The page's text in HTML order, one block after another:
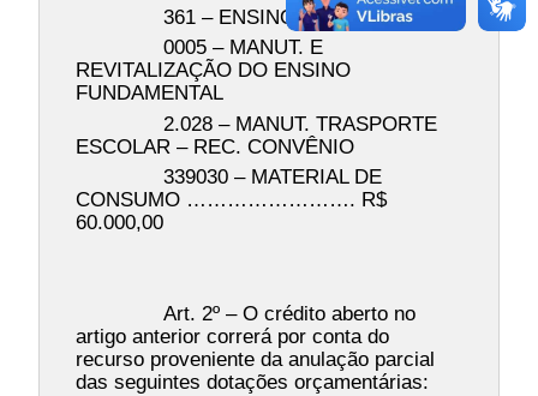
361 – ENSINO FUNDAMENTAL
0005 – MANUT. E
REVITALIZAÇÃO DO ENSINO
FUNDAMENTAL
2.028 – MANUT. TRASPORTE
ESCOLAR – REC. CONVÊNIO
339030 – MATERIAL DE
CONSUMO ……………………. R$
60.000,00
Art. 2º – O crédito aberto no
artigo anterior correrá por conta do
recurso proveniente da anulação parcial
das seguintes dotações orçamentárias: